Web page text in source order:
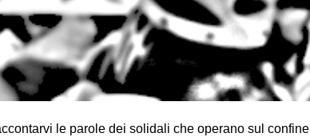
le parole dei solidali che operano sul confine